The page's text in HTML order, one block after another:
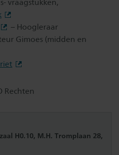
vraagstukken,
– Hoogleraar
Gimoes (midden en
Rechten
H0.10, M.H. Tromplaan 28,